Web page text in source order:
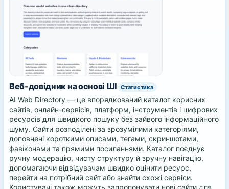
Веб-довідник на основі ШІ Статистика
AI Web Directory — це впорядкований каталог корисних
сайтів, онлайн-сервісів, платформ, інструментів і цифрових
ресурсів для швидкого пошуку без зайвого інформаційного
шуму. Сайти розподілені за зрозумілими категоріями,
доповнені короткими описами, тегами, скриншотами,
фавіконами та прямими посиланнями. Каталог поєднує
ручну модерацію, чисту структуру й зручну навігацію,
допомагаючи відвідувачам швидко оцінити ресурс,
перейти на потрібний сайт або знайти схожі сервіси.
Користувачі також можуть запропонувати нові сайти для